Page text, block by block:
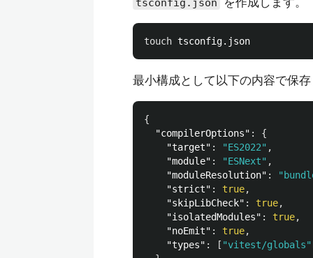
tsconfig.json
touch
最小構成として以下の内容で保存
{
"compilerOptions" :
{
"target" : "ES2022" ,
"module" : "ESNext" ,
"moduleResolution" :
"strict" : true,
"skipLibCheck" : true,
"isolatedModules" : true,
"noEmit" : true,
"types" : [ "vitest/globals"